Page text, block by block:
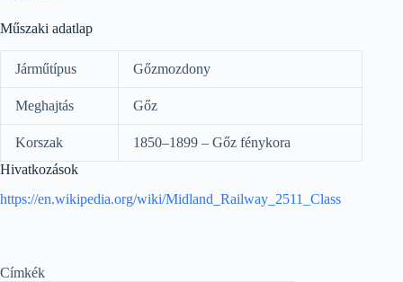
Műszaki adatlap
Járműtípus Gőzmozdony
Meghajtás Gőz
Korszak
1850–1899 – Gőz fénykora
Hivatkozások
https://en.wikipedia.org/wiki/Midland_Railway_2511_Class
Címkék